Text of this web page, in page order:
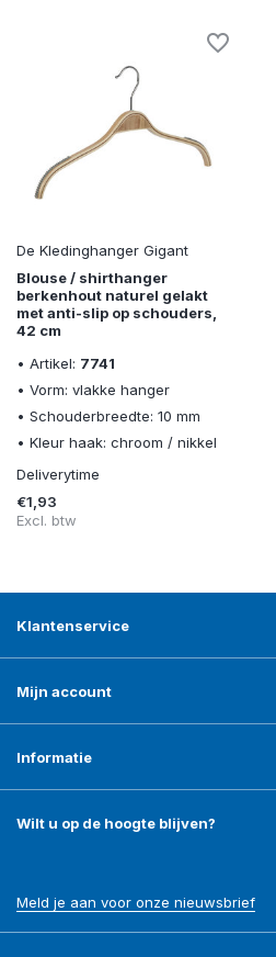
De Kledinghanger Gigant
Blouse / shirthanger
berkenhout naturel gelakt
met anti-slip op schouders,
42 cm
• Artikel: 7741
• Vorm: vlakke hanger
• Schouderbreedte: 10 mm
• Kleur haak: chroom / nikkel
Deliverytime
€1,93
Excl. btw
Klantenservice
Mijn account
Informatie
Wilt u op de hoogte blijven?
Meld je aan voor onze nieuwsbrief